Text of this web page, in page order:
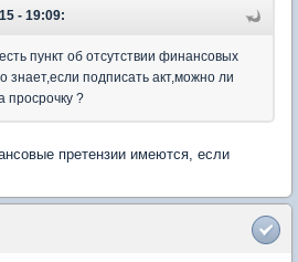
- 19:09:
пункт об отсутствии финансовых
знает,если подписать акт,можно ли
просрочку ?
претензии имеются, если